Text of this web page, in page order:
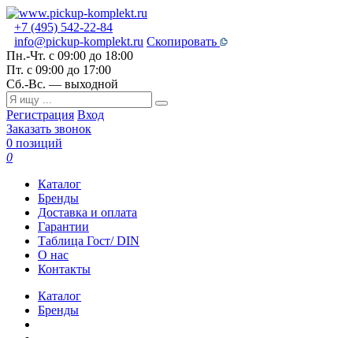
+7 (495) 542-22-84
info@pickup-komplekt.ru Скопировать
Пн.-Чт. с 09:00 до 18:00
Пт. с 09:00 до 17:00
Сб.-Вс. — выходной
Регистрация Вход
Заказать звонок
0 позиций
0
Каталог
Бренды
Доставка и оплата
Гарантии
Таблица Гост/ DIN
О нас
Контакты
Каталог
Бренды